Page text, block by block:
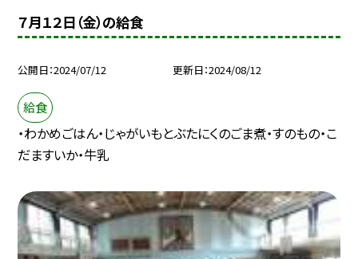
７月１２日（金）の給食
公開日 2024/07/12 更新日 2024/08/12
給食
・わかめごはん・じゃがいもとぶたにくのごま煮・すのもの・こ
だますいか・牛乳